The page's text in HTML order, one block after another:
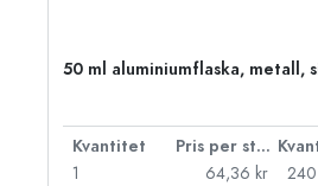
50 ml aluminiumflaska, metall,
Kvantitet Pris per styck
1
64,36 kr
240